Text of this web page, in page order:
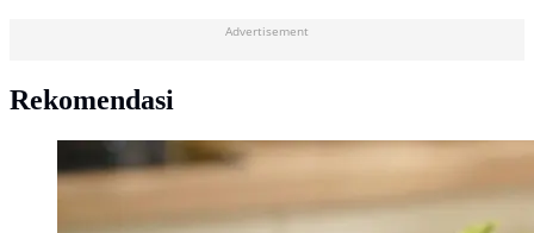
Advertisement
Rekomendasi